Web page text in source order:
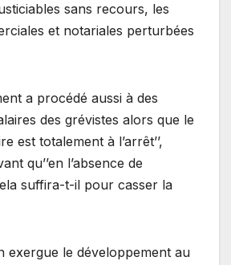
sans recours, les
et notariales perturbées
a procédé aussi à des
des grévistes alors que le
est totalement à l’arrêt’’,
qu’’en l’absence de
suffira-t-il pour casser la
exergue le développement au